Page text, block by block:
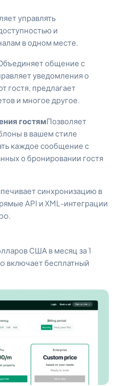
управлять
и
в одном месте.
общение с
уведомления о
гостя, предлагает
и многое другое.
гостямПозволяет
в вашем стиле
каждое сообщение с
о бронировании гостя
синхронизацию в
API и XML-интеграции
США в месяц за 1
включает бесплатный